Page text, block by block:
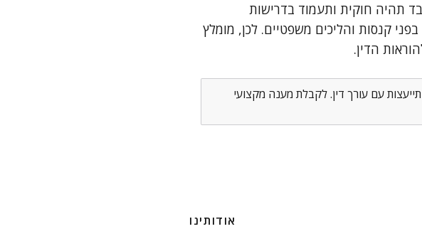
תהיה חוקית ותעמוד בדרישות
קנסות והליכים משפטיים. לכן, מומלץ
הדין.
עם עורך דין. לקבלת מענה מקצועי
אודותינו